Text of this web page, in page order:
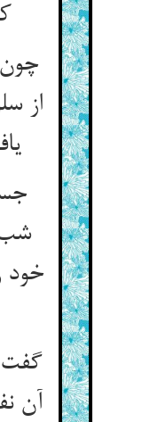
از
شب
خود
گفت
آن